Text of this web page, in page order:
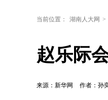
当前位置： 湖南人大网 >
赵乐际
来源：新华网 作者：孙